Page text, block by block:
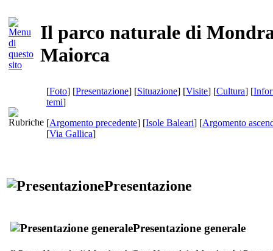
Il parco naturale di
Maiorca
[Foto] [Presentazione] [Situazione] [Visite] [Cultura] [
temi]
[Argomento precedente] [Isole Baleari] [Argomento
[Via Gallica]
Presentazione
Presentazione generale